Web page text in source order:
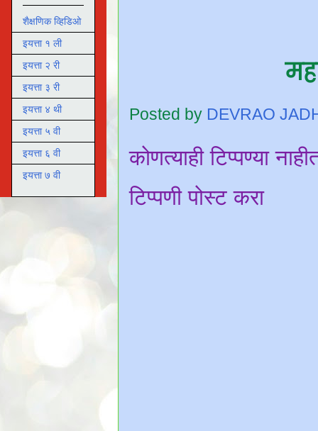
Posted by DEVRAO
कोणत्याही टिप्पण्‍या
टिप्पणी पोस्ट करा
शैक्षणिक व्हिडिओ
इयत्ता १ ली
इयत्ता २ री
इयत्ता ३ री
इयत्ता ४ थी
इयत्ता ५ वी
इयत्ता ६ वी
इयत्ता ७ वी